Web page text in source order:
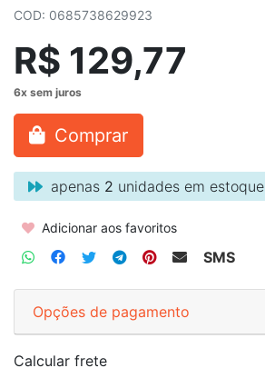
COD: 0685738629923
R$ 129,77
Comprar
apenas 2 unidades em estoque
Adicionar aos favoritos
SMS
Opções de pagamento
Calcular frete